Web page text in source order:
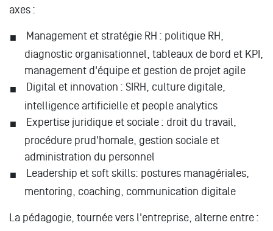
axes :
Management et stratégie RH : politique RH,
diagnostic organisationnel, tableaux de bord et KPI,
management d'équipe et gestion de projet agile
Digital et innovation : SIRH, culture digitale,
intelligence artificielle et people analytics
Expertise juridique et sociale : droit du travail,
procédure prud'homale, gestion sociale et
administration du personnel
Leadership et soft skills: postures managériales,
mentoring, coaching, communication digitale
La pédagogie, tournée vers l'entreprise, alterne entre :